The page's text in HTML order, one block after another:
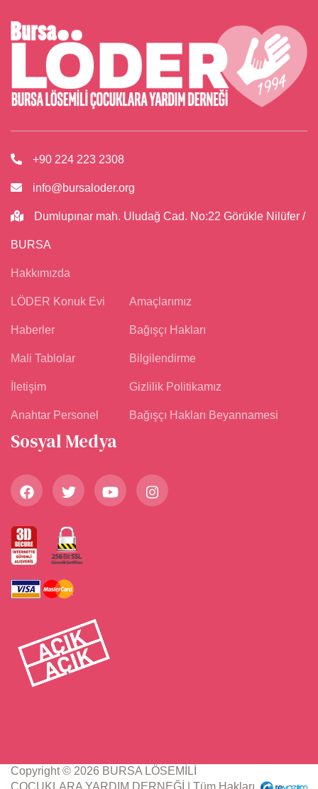
+90 224 223 2308
info@bursaloder.org
Dumlupınar mah. Uludağ Cad. No:22 Görükle Nilüfer /
BURSA
Hakkımızda
LÖDER Konuk Evi
Haberler
Mali Tablolar
İletişim
Anahtar Personel
Amaçlarımız
Bağışçı Hakları
Bilgilendirme
Gizlilik Politikamız
Bağışçı Hakları Beyannamesi
Sosyal Medya
Copyright © 2026 BURSA LÖSEMİLİ
ÇOCUKLARA YARDIM DERNEĞİ | Tüm Hakları